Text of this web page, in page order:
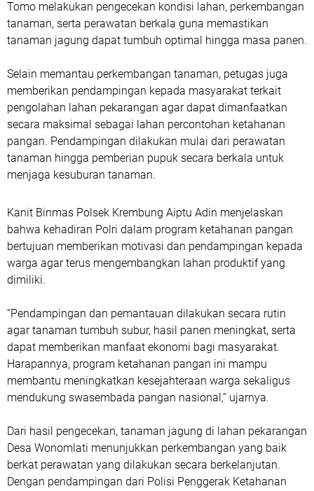
Tomo melakukan pengecekan kondisi lahan, perkembangan
tanaman, serta perawatan berkala guna memastikan
tanaman jagung dapat tumbuh optimal hingga masa panen.
Selain memantau perkembangan tanaman, petugas juga
memberikan pendampingan kepada masyarakat terkait
pengolahan lahan pekarangan agar dapat dimanfaatkan
secara maksimal sebagai lahan percontohan ketahanan
pangan. Pendampingan dilakukan mulai dari perawatan
tanaman hingga pemberian pupuk secara berkala untuk
menjaga kesuburan tanaman.
Kanit Binmas Polsek Krembung Aiptu Adin menjelaskan
bahwa kehadiran Polri dalam program ketahanan pangan
bertujuan memberikan motivasi dan pendampingan kepada
warga agar terus mengembangkan lahan produktif yang
dimiliki.
“Pendampingan dan pemantauan dilakukan secara rutin
agar tanaman tumbuh subur, hasil panen meningkat, serta
dapat memberikan manfaat ekonomi bagi masyarakat.
Harapannya, program ketahanan pangan ini mampu
membantu meningkatkan kesejahteraan warga sekaligus
mendukung swasembada pangan nasional,” ujarnya.
Dari hasil pengecekan, tanaman jagung di lahan pekarangan
Desa Wonomlati menunjukkan perkembangan yang baik
berkat perawatan yang dilakukan secara berkelanjutan.
Dengan pendampingan dari Polisi Penggerak Ketahanan